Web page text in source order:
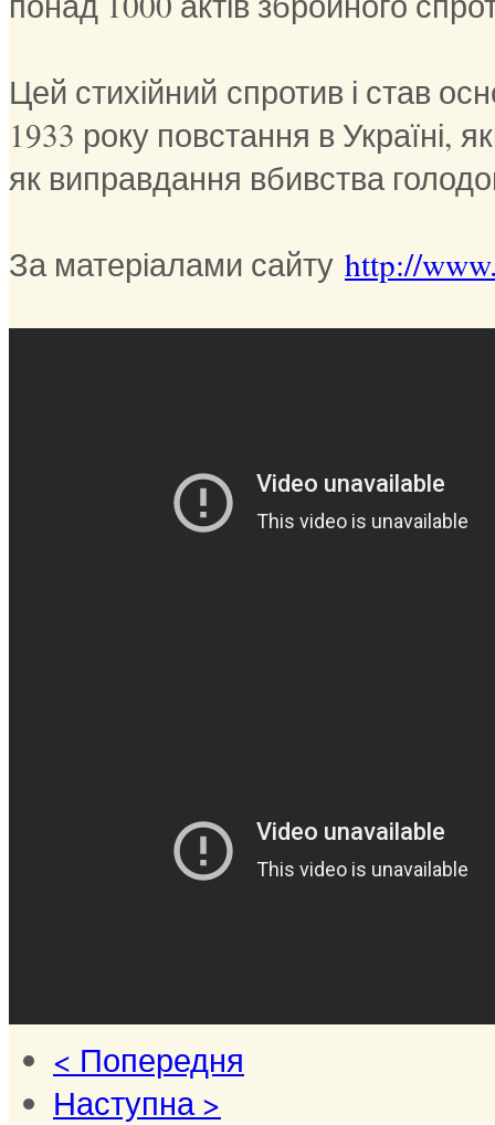
Цей стихійний спротив і став
1933 року повстання в Україні,
як виправдання вбивства
За матеріалами сайту http://
< Попередня
Наступна >